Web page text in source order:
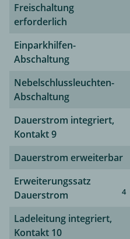
Freischaltung
erforderlich
Einparkhilfen-
Abschaltung
Nebelschlussleuchten-
Abschaltung
Dauerstrom integriert,
Kontakt 9
Dauerstrom erweiterbar
Erweiterungssatz
Dauerstrom
4
Ladeleitung integriert,
Kontakt 10